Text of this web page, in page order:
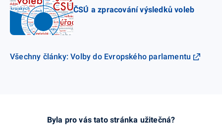
ČSÚ a zpracování výsledků voleb
Všechny články: Volby do Evropského parlamentu
Byla pro vás tato stránka užitečná?